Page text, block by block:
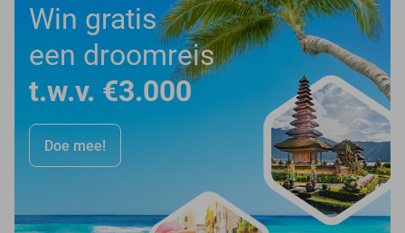
Win gratis
een droomreis
t.w.v. €3.000
Doe mee!